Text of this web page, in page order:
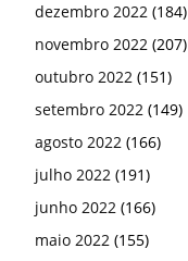
dezembro 2022 (184)
novembro 2022 (207)
outubro 2022 (151)
setembro 2022 (149)
agosto 2022 (166)
julho 2022 (191)
junho 2022 (166)
maio 2022 (155)